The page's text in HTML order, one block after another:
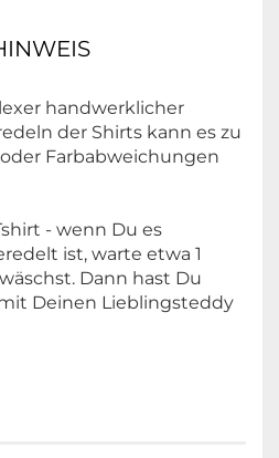
handwerklicher
der Shirts kann es zu
Farbabweichungen
- wenn Du es
ist, warte etwa 1
Dann hast Du
Deinen Lieblingsteddy